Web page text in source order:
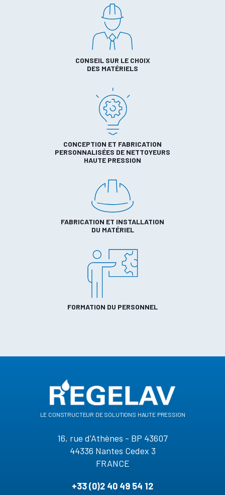
CONSEIL SUR LE CHOIX
DES MATÉRIELS
CONCEPTION ET FABRICATION
PERSONNALISÉES DE NETTOYEURS
HAUTE PRESSION
FABRICATION ET INSTALLATION
DU MATÉRIEL
FORMATION DU PERSONNEL
le constructeur de solutions haute pression
16, rue d'Athènes - BP 43607
44336 Nantes Cedex 3
FRANCE
+33 (0)2 40 49 54 12